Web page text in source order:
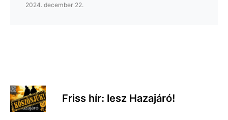
2024. december 22.
Friss hír: lesz Hazajáró!